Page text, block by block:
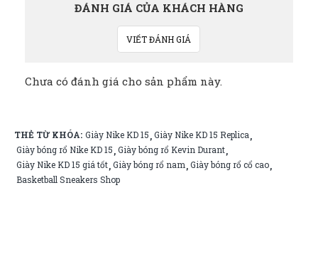
ĐÁNH GIÁ CỦA KHÁCH HÀNG
VIẾT ĐÁNH GIÁ
Chưa có đánh giá cho sản phẩm này.
THẺ TỪ KHÓA: Giày Nike KD 15,Giày Nike KD 15 Replica,
Giày bóng rổ Nike KD 15,Giày bóng rổ Kevin Durant,
Giày Nike KD 15 giá tốt,Giày bóng rổ nam,Giày bóng rổ cổ cao,
Basketball Sneakers Shop